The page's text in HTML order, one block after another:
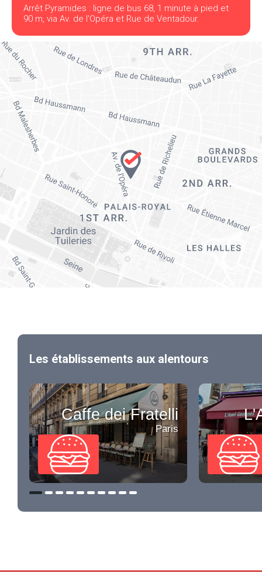
Arrêt Pyramides : ligne de bus 68, 1 minute à pied et
90 m, via Av. de l'Opéra et Rue de Ventadour.
Les établissements aux alentours
Caffe dei Fratelli
Paris